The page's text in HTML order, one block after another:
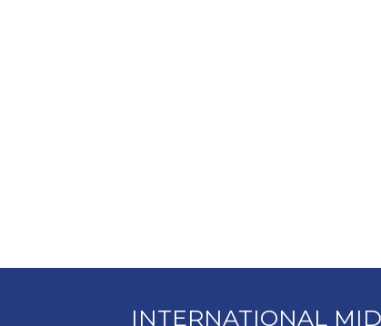
INTERNATIONAL